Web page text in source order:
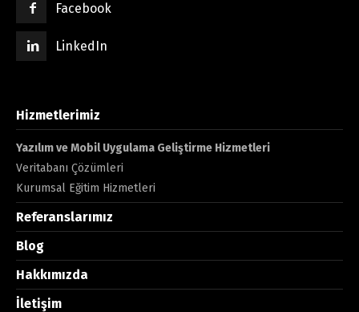
Facebook
LinkedIn
Hizmetlerimiz
Yazılım ve Mobil Uygulama Geliştirme Hizmetleri
Veritabanı Çözümleri
Kurumsal Eğitim Hizmetleri
Referanslarımız
Blog
Hakkımızda
İletişim